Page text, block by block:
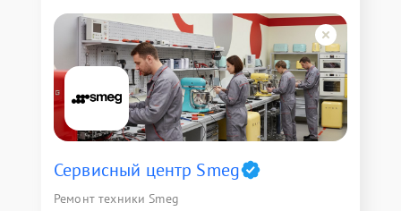
Сервисный центр Smeg
Ремонт техники Smeg